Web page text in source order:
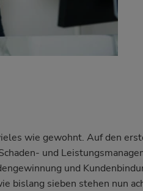
wie gewohnt. Auf den
und
und
bislang sieben stehen nun